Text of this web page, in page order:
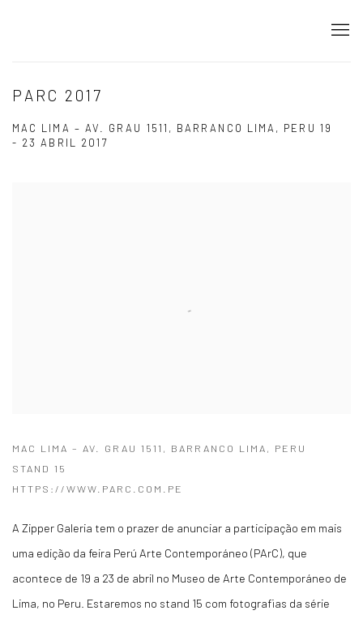
PARC 2017
MAC LIMA – AV. GRAU 1511, BARRANCO LIMA, PERU 19
- 23 ABRIL 2017
MAC LIMA – AV. GRAU 1511, BARRANCO LIMA, PERU
STAND 15
HTTPS://WWW.PARC.COM.PE
A Zipper Galeria tem o prazer de anunciar a participação em mais
uma edição da feira Perú Arte Contemporáneo (PArC), que
acontece de 19 a 23 de abril no Museo de Arte Contemporáneo de
Lima, no Peru. Estaremos no stand 15 com fotografias da série